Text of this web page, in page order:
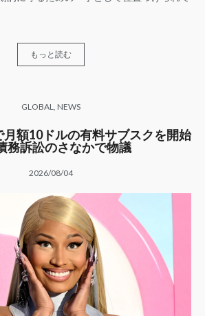
もっと読む
GLOBAL NEWS
額10ドルの有料サブスクを開始
務訴訟のさなかで物議
2026/08/04